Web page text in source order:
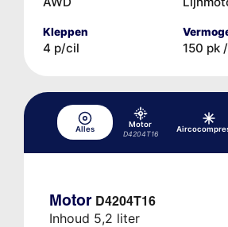
Kleppen
4 p/cil 150 pk
Alles
Motor
D4204T16
Motor D4204T16
Inhoud 5,2 liter